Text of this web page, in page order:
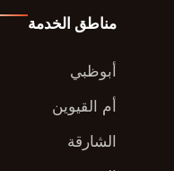
مناطق الخدمة
أبوظبي
أم القيوين
الشارقة